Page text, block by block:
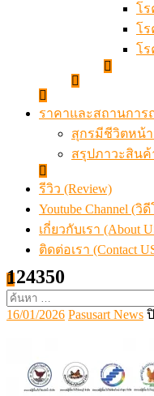
โร
โ
โร
ราคาและสถานการณ์
สุกรมีชีวิตหน้
สรุปภาวะสินค้
รีวิว (Review)
Youtube Channel (วิ
เกี่ยวกับเรา (About
ติดต่อเรา (Contact
ค้นหา
สำหรับ:
124350
Posted
on
16/01/2026Author
Pasusart News